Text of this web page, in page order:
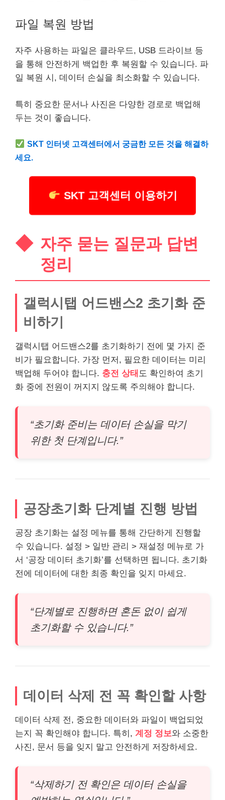
파일 복원 방법
자주 사용하는 파일은 클라우드, USB 드라이브 등
을 통해 안전하게 백업한 후 복원할 수 있습니다. 파
일 복원 시, 데이터 손실을 최소화할 수 있습니다.
특히 중요한 문서나 사진은 다양한 경로로 백업해
두는 것이 좋습니다.
SKT 인터넷 고객센터에서 궁금한 모든 것을 해결하
세요.
SKT 고객센터 이용하기
자주 묻는 질문과 답변
정리
갤럭시탭 어드밴스2 초기화 준
비하기
갤럭시탭 어드밴스2를 초기화하기 전에 몇 가지 준
비가 필요합니다. 가장 먼저, 필요한 데이터는 미리
백업해 두어야 합니다. 충전 상태 도 확인하여 초기
화 중에 전원이 꺼지지 않도록 주의해야 합니다.
“초기화 준비는 데이터 손실을 막기
위한 첫 단계입니다.”
공장초기화 단계별 진행 방법
공장 초기화는 설정 메뉴를 통해 간단하게 진행할
수 있습니다. 설정 > 일반 관리 > 재설정 메뉴로 가
서 ‘공장 데이터 초기화’를 선택하면 됩니다. 초기화
전에 데이터에 대한 최종 확인을 잊지 마세요.
“단계별로 진행하면 혼돈 없이 쉽게
초기화할 수 있습니다.”
데이터 삭제 전 꼭 확인할 사항
데이터 삭제 전, 중요한 데이터와 파일이 백업되었
는지 꼭 확인해야 합니다. 특히, 계정 정보와 소중한
사진, 문서 등을 잊지 말고 안전하게 저장하세요.
“삭제하기 전 확인은 데이터 손실을